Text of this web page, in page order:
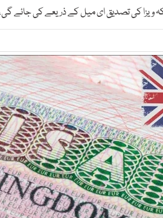
ویزا کی تصدیق ای میل کے ذریعے کی جائے